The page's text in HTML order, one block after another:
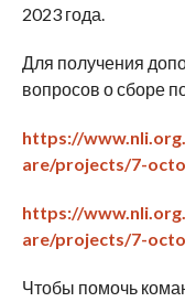
2023 года.
Для получения
вопросов о сборе
https://
are/projects/7-
https://
are/projects/7-
Чтобы помочь